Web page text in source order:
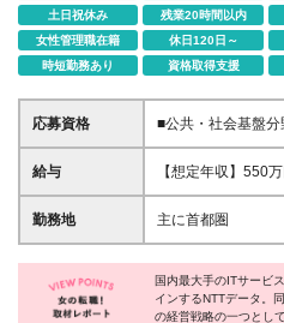
土日祝休み
残業20時間以内
女性管理職在籍
休日120日～
時短勤務あり
資格取得支援
応募資格
■公共・社会基盤
験（業界不問）、
の ご経験のいず
お持ちの方 ・金融
業経験をお持ちの方 ■法人分野におけるコンサルティ
等） ・IT業界にお
経験をお持ちの方
入・定着化させる
給与
【想定年収】550万円～
代理 主任 一般 ※これまでの経験・年齢などを考慮
し、当社給与規則
勤務地 主に首都圏
国内最大手のITサービ
インするNTTデータ。
の経営戦略の一つとし